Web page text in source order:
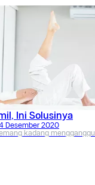
Ini Solusinya
Desember 2020
kadang mengganggu.